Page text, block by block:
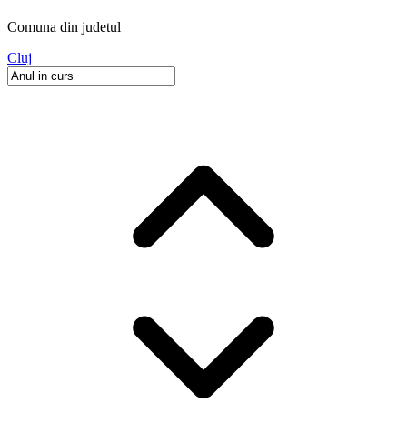
Comuna din judetul
Cluj